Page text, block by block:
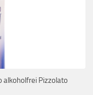
alkoholfrei Pizzolato